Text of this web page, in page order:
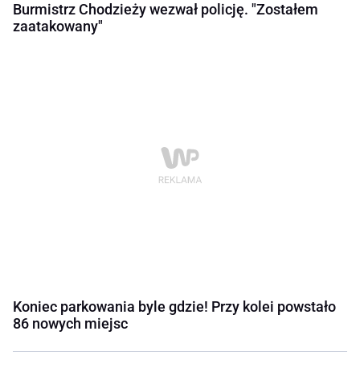
Burmistrz Chodzieży wezwał policję. "Zostałem
zaatakowany"
Koniec parkowania byle gdzie! Przy kolei powstało
86 nowych miejsc